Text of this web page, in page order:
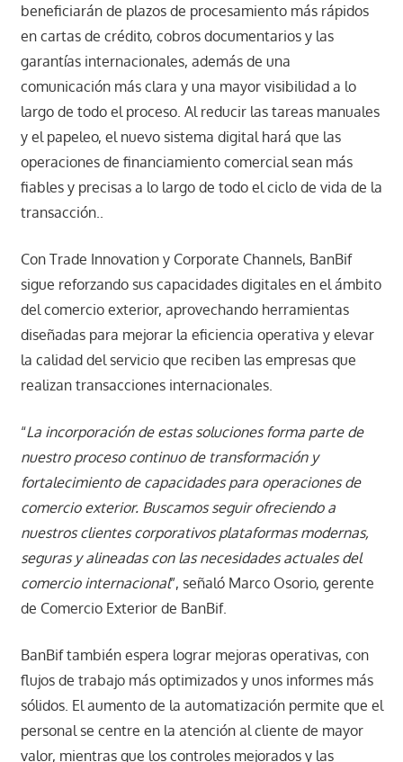
beneficiarán de plazos de procesamiento más rápidos
en cartas de crédito, cobros documentarios y las
garantías internacionales, además de una
comunicación más clara y una mayor visibilidad a lo
largo de todo el proceso. Al reducir las tareas manuales
y el papeleo, el nuevo sistema digital hará que las
operaciones de financiamiento comercial sean más
fiables y precisas a lo largo de todo el ciclo de vida de la
transacción..
Con Trade Innovation y Corporate Channels, BanBif
sigue reforzando sus capacidades digitales en el ámbito
del comercio exterior, aprovechando herramientas
diseñadas para mejorar la eficiencia operativa y elevar
la calidad del servicio que reciben las empresas que
realizan transacciones internacionales.
“La incorporación de estas soluciones forma parte de
nuestro proceso continuo de transformación y
fortalecimiento de capacidades para operaciones de
comercio exterior. Buscamos seguir ofreciendo a
nuestros clientes corporativos plataformas modernas,
seguras y alineadas con las necesidades actuales del
comercio internacional”, señaló Marco Osorio, gerente
de Comercio Exterior de BanBif.
BanBif también espera lograr mejoras operativas, con
flujos de trabajo más optimizados y unos informes más
sólidos. El aumento de la automatización permite que el
personal se centre en la atención al cliente de mayor
valor, mientras que los controles mejorados y las